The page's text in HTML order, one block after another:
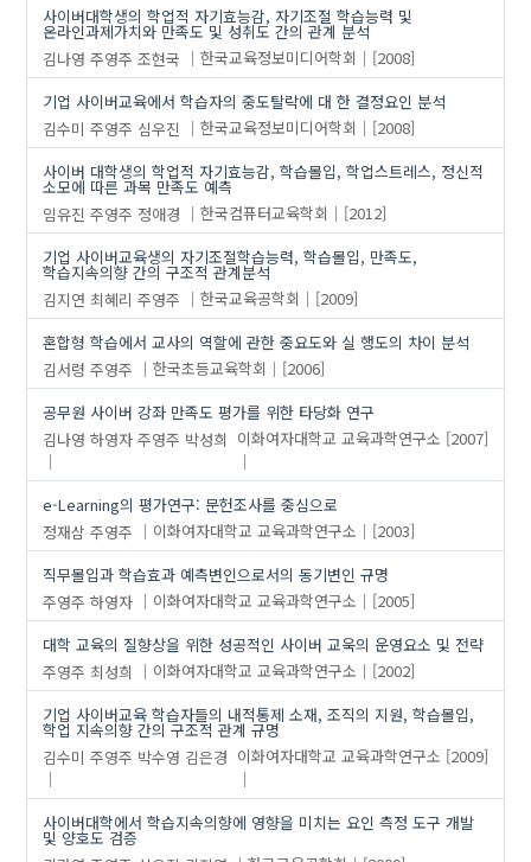
사이버대학생의 학업적 자기효능감, 자기조절 학습능력 및
온라인과제가치와 만족도 및 성취도 간의 관계 분석
김나영 주영주 조현국 한국교육정보미디어학회
[2008]
기업 사이버교육에서 학습자의 중도탈락에 대 한 결정요인 분석
김수미 주영주 심우진 한국교육정보미디어학회
[2008]
사이버 대학생의 학업적 자기효능감, 학습몰입, 학업스트레스, 정신적
소모에 따른 과목 만족도 예측
임유진 주영주 정애경 한국컴퓨터교육학회
[2012]
기업 사이버교육생의 자기조절학습능력, 학습몰입, 만족도,
학습지속의향 간의 구조적 관계분석
김지연 최혜리 주영주 한국교육공학회
[2009]
혼합형 학습에서 교사의 역할에 관한 중요도와 실 행도의 차이 분석
김서령 주영주 한국초등교육학회
[2006]
공무원 사이버 강좌 만족도 평가를 위한 타당화 연구
김나영 하영자 주영주 박성희 이화여자대학교 교육과학연구소 [2007]
e-Learning의 평가연구: 문헌조사를 중심으로
정재삼 주영주 이화여자대학교 교육과학연구소
[2003]
직무몰입과 학습효과 예측변인으로서의 동기변인 규명
주영주 하영자 이화여자대학교 교육과학연구소
[2005]
대학 교육의 질향상을 위한 성공적인 사이버 교욱의 운영요소 및 전략
주영주 최성희 이화여자대학교 교육과학연구소
[2002]
기업 사이버교육 학습자들의 내적통제 소재, 조직의 지원, 학습몰입,
학업 지속의향 간의 구조적 관계 규명
김수미 주영주 박수영 김은경 이화여자대학교 교육과학연구소 [2009]
사이버대학에서 학습지속의향에 영향을 미치는 요인 측정 도구 개발
및 양호도 검증